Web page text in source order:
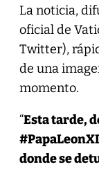
La noticia,
oficial de
Twitter),
de una
momento.
“Esta tarde,
donde se